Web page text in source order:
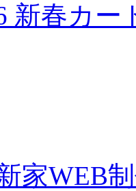
新春カ
家WEB